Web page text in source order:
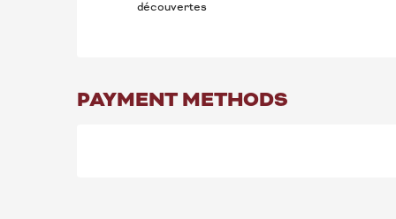
découvertes
PAYMENT METHODS